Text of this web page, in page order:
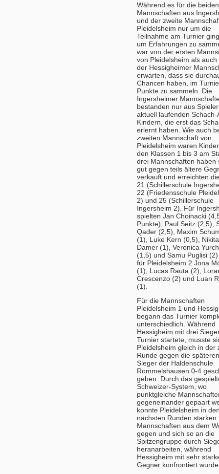
Während es für die beiden
Mannschaften aus
und der zweite
Pleidelsheim nur um die
Teilnahme am Turnier
um Erfahrungen zu
war von der ersten
von Pleidelsheim als auch
der Hessigheimer
erwarten, dass sie
Chancen haben, im
Punkte zu sammeln. Die
Ingersheimer
bestanden nur aus
aktuell laufenden Schach-
Kindern, die erst das
erlernt haben. Wie auch
zweiten Mannschaft von
Pleidelsheim waren
den Klassen 1 bis 3 am
drei Mannschaften haben
gut gegen teils ältere
verkauft und erreichten
21 (Schillerschule
22 (Friedensschule
2) und 25 (Schillerschule
Ingersheim 2). Für
spielten Jan Choinacki
Punkte), Paul Seitz (2,5),
Qader (2,5), Maxim
(1), Luke Kern (0,5), Nikita
Damer (1), Veronica
(1,5) und Samu Puglisi
für Pleidelsheim 2 Jona
(1), Lucas Rauta (2),
Crescenzo (2) und Luan
(1).
Für die Mannschaften
Pleidelsheim 1 und
begann das Turnier
unterschiedlich. Während
Hessigheim mit drei
Turnier startete, musste
Pleidelsheim gleich in der
Runde gegen die späteren
Sieger der Haldenschule
Rommelshausen 0-4
geben. Durch das
Schweizer-System, wo
punktgleiche
gegeneinander gepaart
konnte Pleidelsheim in
nächsten Runden starken
Mannschaften aus dem
gegen und sich so an die
Spitzengruppe durch
heranarbeiten, während
Hessigheim mit sehr
Gegner konfrontiert